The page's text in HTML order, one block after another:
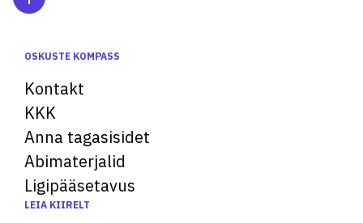
OSKUSTE KOMPASS
Kontakt
KKK
Anna tagasisidet
Abimaterjalid
Ligipääsetavus
LEIA KIIRELT